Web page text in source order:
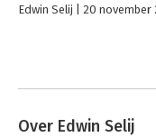
Edwin Selij 20 november
Over Edwin Selij